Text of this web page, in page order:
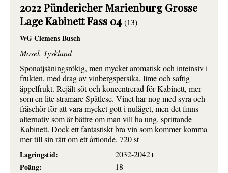
2022 Pündericher Marienburg Grosse
Lage Kabinett Fass 04 (13)
WG Clemens Busch
Mosel, Tyskland
Sponatjsäningsrökig, men mycket aromatisk och inteinsiv i
frukten, med drag av vinbergspersika, lime och saftig
äppelfrukt. Rejält söt och koncentrerad för Kabinett, mer
som en lite stramare Spätlese. Vinet har nog med syra och
fräschör för att vara mycket gott i nuläget, men det finns
alternativ som är bättre om man vill ha ung, sprittande
Kabinett. Dock ett fantastiskt bra vin som kommer komma
mer till sin rätt om ett årtionde. 720 st
Lagringstid:
2032-2042+
Poäng:
18